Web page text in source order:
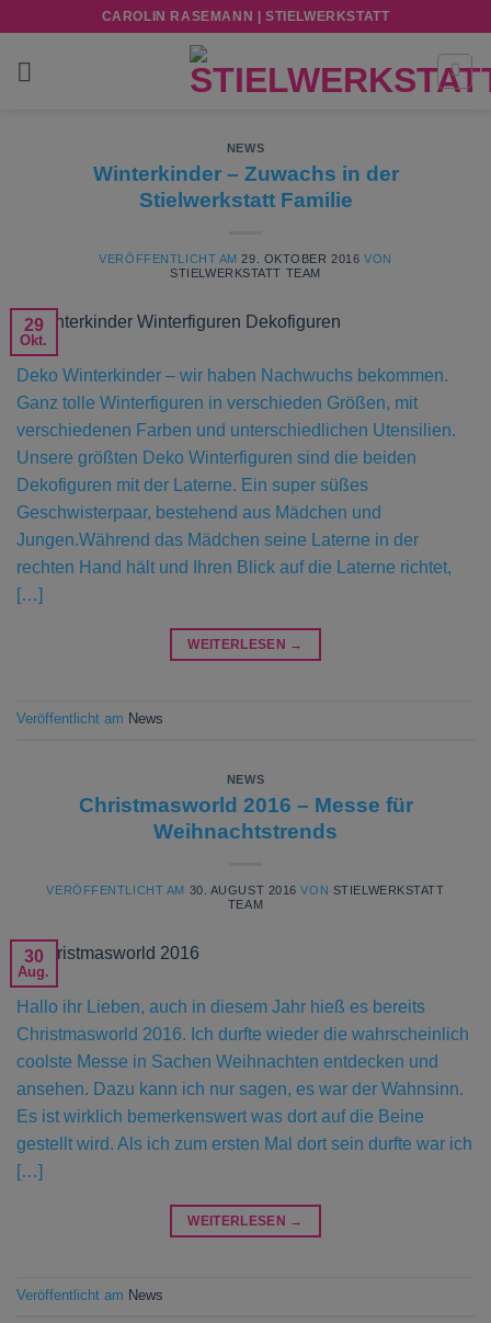
springen
CAROLIN RASEMANN | STIELWERKSTATT
NEWS
Winterkinder – Zuwachs in der
Stielwerkstatt Familie
VERÖFFENTLICHT AM29. OKTOBER 2016 VON
STIELWERKSTATT TEAM
29
Okt.
Deko Winterkinder – wir haben Nachwuchs bekommen.
Ganz tolle Winterfiguren in verschieden Größen, mit
verschiedenen Farben und unterschiedlichen Utensilien.
Unsere größten Deko Winterfiguren sind die beiden
Dekofiguren mit der Laterne. Ein super süßes
Geschwisterpaar, bestehend aus Mädchen und
Jungen.Während das Mädchen seine Laterne in der
rechten Hand hält und Ihren Blick auf die Laterne richtet,
[…]
WEITERLESEN →
Veröffentlicht am News
NEWS
Christmasworld 2016 – Messe für
Weihnachtstrends
VERÖFFENTLICHT AM 30. AUGUST 2016 VON STIELWERKSTATT
TEAM
30
Aug.
Hallo ihr Lieben, auch in diesem Jahr hieß es bereits
Christmasworld 2016. Ich durfte wieder die wahrscheinlich
coolste Messe in Sachen Weihnachten entdecken und
ansehen. Dazu kann ich nur sagen, es war der Wahnsinn.
Es ist wirklich bemerkenswert was dort auf die Beine
gestellt wird. Als ich zum ersten Mal dort sein durfte war ich
[…]
WEITERLESEN →
Veröffentlicht am News